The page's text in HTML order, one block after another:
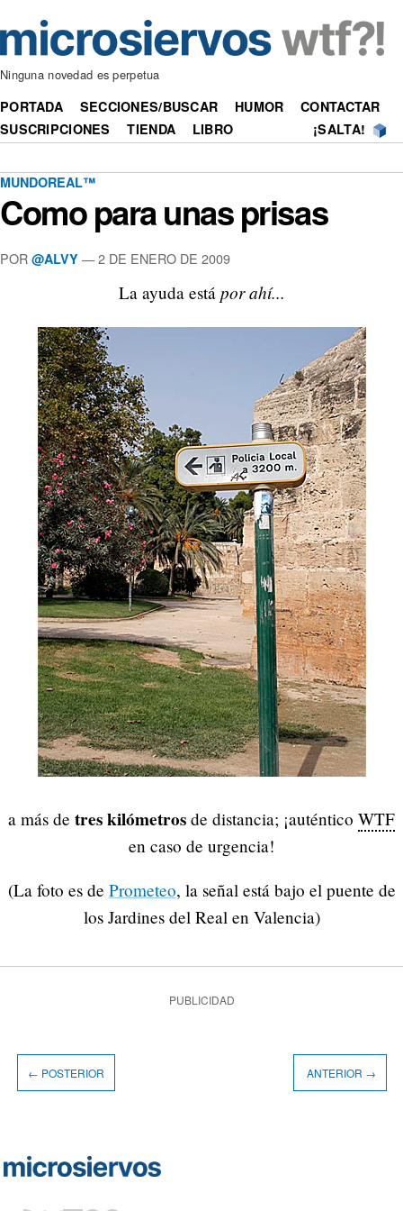
Ninguna novedad es perpetua
PORTADA SECCIONES/BUSCAR HUMOR
CONTACTAR
SUSCRIPCIONES
TIENDA LIBRO ¡SALTA!
MUNDOREAL™
Como para unas prisas
POR @ALVY —2 DE ENERO DE 2009
La ayuda está por ahí...
a más de tres kilómetros de distancia; ¡auténtico WTF
en caso de urgencia!
(La foto es de Prometeo, la señal está bajo el puente de
los Jardines del Real en Valencia)
PUBLICIDAD
← POSTERIOR ANTERIOR →